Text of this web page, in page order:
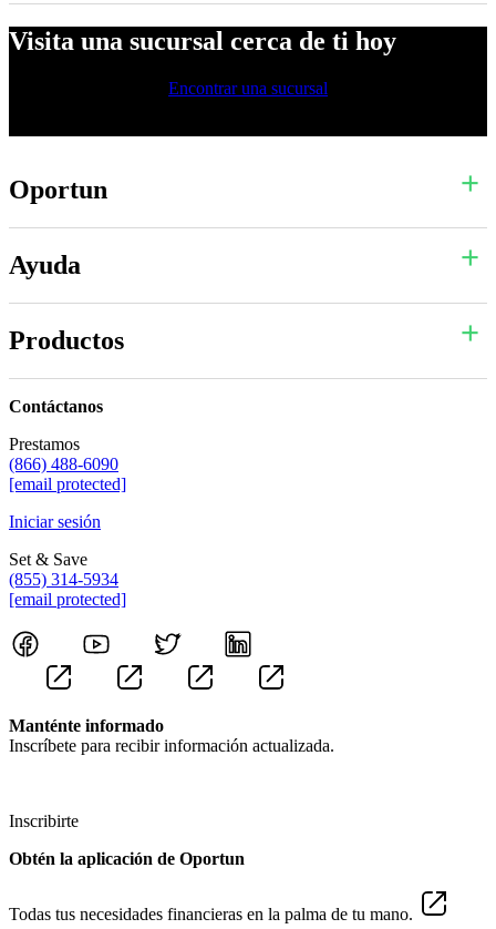
Visita una sucursal cerca de ti hoy
Encontrar una sucursal
Oportun
Ayuda
Productos
Contáctanos
Prestamos
(866) 488-6090
[email protected]
Iniciar sesión
Set & Save
(855) 314-5934
[email protected]
Manténte informado
Inscríbete para recibir información actualizada.
Inscribirte
Obtén la aplicación de Oportun
Todas tus necesidades financieras en la palma de tu mano.